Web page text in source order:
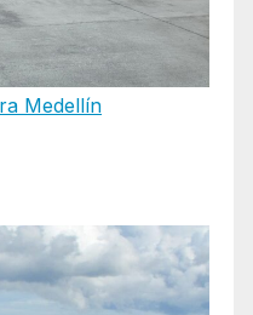
Medellín